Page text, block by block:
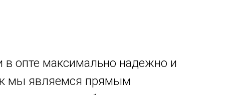
в опте максимально надежно и
мы являемся прямым